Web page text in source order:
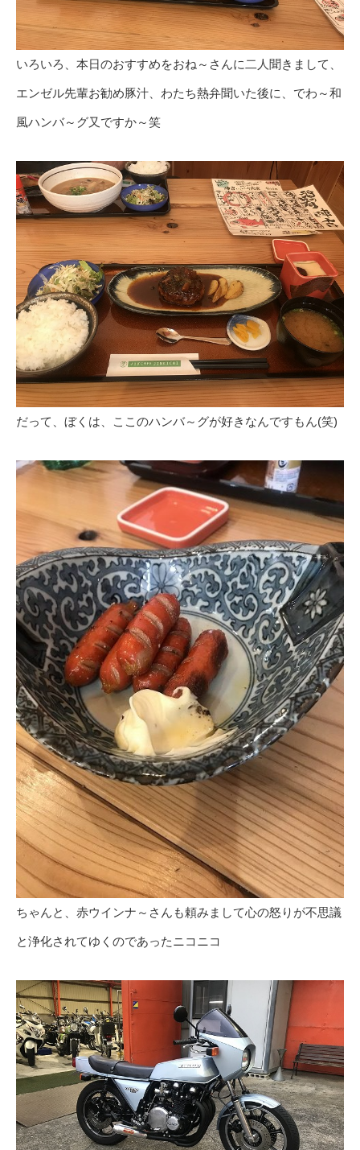
いろいろ、本日のおすすめをおね～さんに二人聞きまして、
エンゼル先輩お勧め豚汁、わたち熱弁聞いた後に、でわ～和
風ハンバ～グ又ですか～笑
だって、ぼくは、ここのハンバ～グが好きなんですもん(笑)
ちゃんと、赤ウインナ～さんも頼みまして心の怒りが不思議
と浄化されてゆくのであったニコニコ